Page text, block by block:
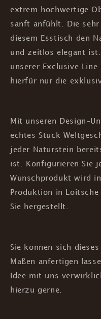
extrem hochwertige
sanft anfühlt. Die
diesem Esstisch den
und zeitlos elegant
unserer Exclusive
hierfür nur die
Mit unseren Design-
echtes Stück
jeder Naturstein
ist. Konfigurieren Sie
Wunschprodukt wird
Produktion in
Sie hergestellt.
Sie können sich
Maßen anfertigen
Idee mit uns
hierzu gerne.